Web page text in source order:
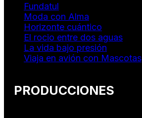
Fundatul
Moda con Alma
Horizonte cuántico
El rocio entre dos aguas
La vida bajo presión
Viaja en avión con Mascotas
PRODUCCIONES